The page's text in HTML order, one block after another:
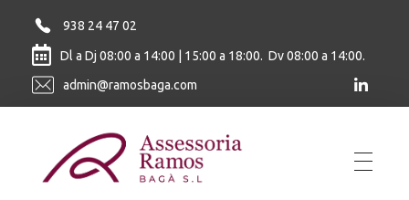
938 24 47 02
Dl a Dj 08:00 a 14:00 | 15:00 a 18:00. Dv 08:00 a 14:00.
admin@ramosbaga.com